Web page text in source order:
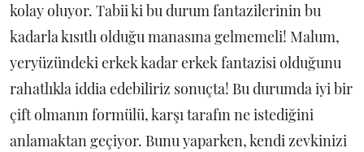
kolay oluyor. Tabii ki bu durum fantazilerinin bu
kadarla kısıtlı olduğu manasına gelmemeli! Malum,
yeryüzündeki erkek kadar erkek fantazisi olduğunu
rahatlıkla iddia edebiliriz sonuçta! Bu durumda iyi bir
çift olmanın formülü, karşı tarafın ne istediğini
anlamaktan geçiyor. Bunu yaparken, kendi zevkinizi